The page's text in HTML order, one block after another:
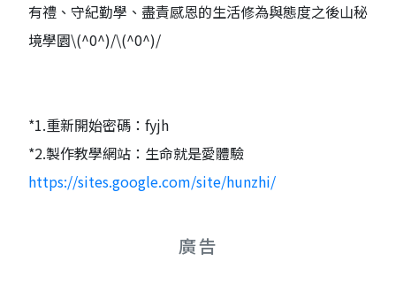
有禮、守紀勤學、盡責感恩的生活修為與態度之後山秘
境學園\(^0^)/\(^0^)/
*1.重新開始密碼：fyjh
*2.製作教學網站：生命就是愛體驗
https://sites.google.com/site/hunzhi/
廣告